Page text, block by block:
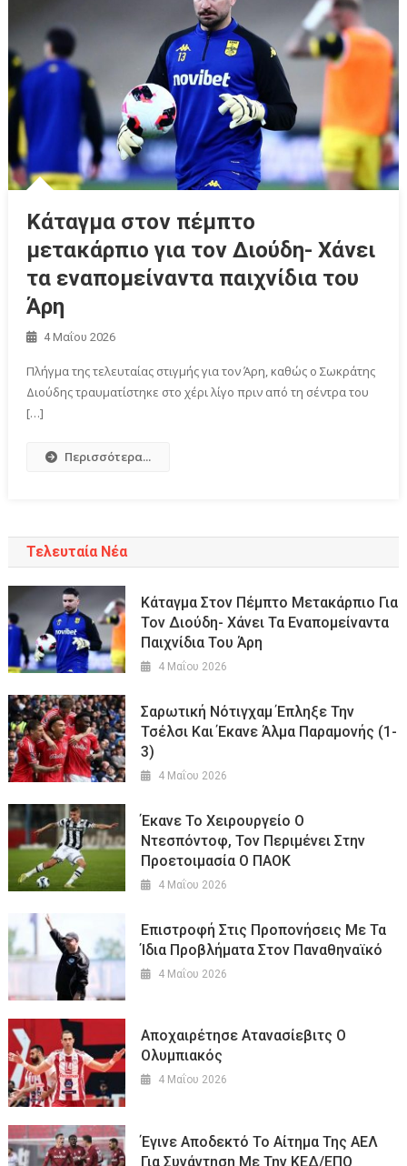
Kάταγμα στον πέμπτο
μετακάρπιο για τον Διούδη- Χάνει
τα εναπομείναντα παιχνίδια του
Άρη
4 Μαΐου 2026
Πλήγμα της τελευταίας στιγμής για τον Άρη, καθώς ο Σωκράτης
Διούδης τραυματίστηκε στο χέρι λίγο πριν από τη σέντρα του
[…]
Περισσότερα...
Τελευταία Νέα
Kάταγμα Στον Πέμπτο Μετακάρπιο Για
Τον Διούδη- Χάνει Τα Εναπομείναντα
Παιχνίδια Του Άρη
4 Μαΐου 2026
Σαρωτική Νότιγχαμ Έπληξε Την
Τσέλσι Και Έκανε Άλμα Παραμονής (1-
3)
4 Μαΐου 2026
Έκανε Το Χειρουργείο Ο
Ντεσπόντοφ, Τον Περιμένει Στην
Προετοιμασία Ο ΠΑΟΚ
4 Μαΐου 2026
Eπιστροφή Στις Προπονήσεις Με Τα
Ίδια Προβλήματα Στον Παναθηναϊκό
4 Μαΐου 2026
Αποχαιρέτησε Ατανασίεβιτς Ο
Ολυμπιακός
4 Μαΐου 2026
Έγινε Αποδεκτό Το Αίτημα Της ΑΕΛ
Για Συνάντηση Με Την ΚΕΔ/ΕΠΟ